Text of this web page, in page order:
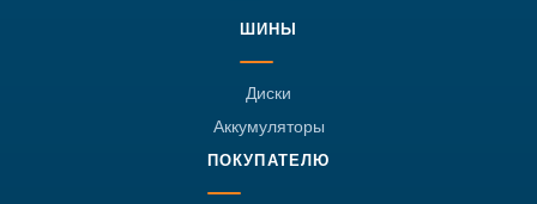
ШИНЫ
Диски
Аккумуляторы
ПОКУПАТЕЛЮ